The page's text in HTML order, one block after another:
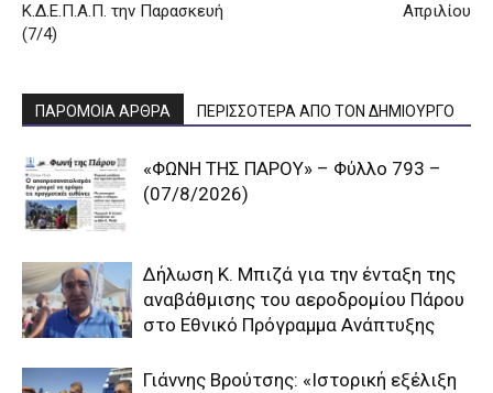
Κ.Δ.Ε.Π.Α.Π. την Παρασκευή
(7/4)
Απριλίου
ΠΑΡΟΜΟΙΑ ΑΡΘΡΑ ΠΕΡΙΣΣΟΤΕΡΑ ΑΠΟ ΤΟΝ ΔΗΜΙΟΥΡΓΟ
«ΦΩΝΗ ΤΗΣ ΠΑΡΟΥ» – Φύλλο 793 –
(07/8/2026)
Δήλωση Κ. Μπιζά για την ένταξη της
αναβάθμισης του αεροδρομίου Πάρου
στο Εθνικό Πρόγραμμα Ανάπτυξης
Γιάννης Βρούτσης: «Ιστορική εξέλιξη